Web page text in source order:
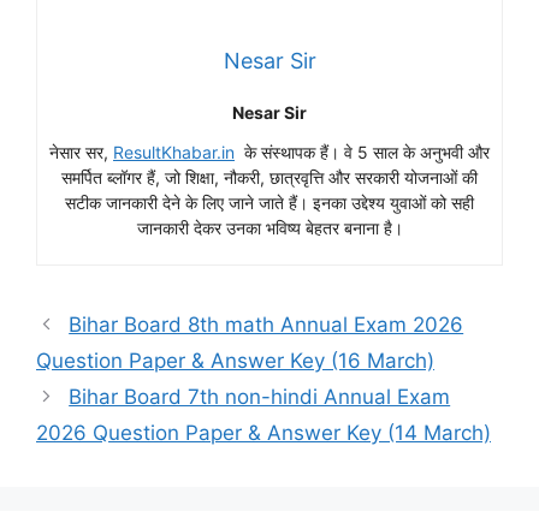
Nesar Sir
Nesar Sir
नेसार सर, ResultKhabar.in के संस्थापक हैं। वे 5 साल के अनुभवी और
समर्पित ब्लॉगर हैं, जो शिक्षा, नौकरी, छात्रवृत्ति और सरकारी योजनाओं की
सटीक जानकारी देने के लिए जाने जाते हैं। इनका उद्देश्य युवाओं को सही
जानकारी देकर उनका भविष्य बेहतर बनाना है।
Bihar Board 8th math Annual Exam 2026
Question Paper & Answer Key (16 March)
Bihar Board 7th non-hindi Annual Exam
2026 Question Paper & Answer Key (14 March)